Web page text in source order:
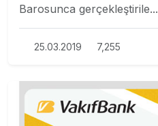
Barosunca gerçekleştirile...
25.03.2019 7,255